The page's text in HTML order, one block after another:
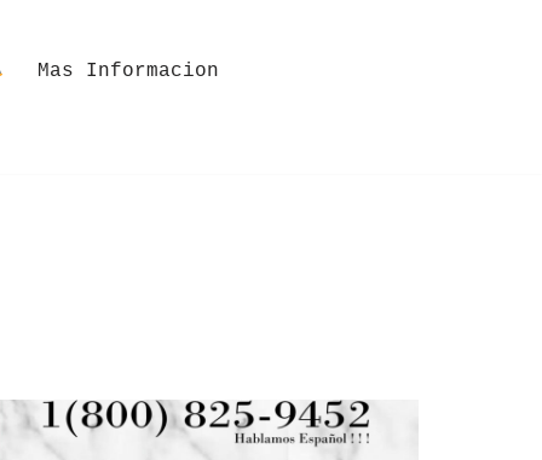
Mas Informacion